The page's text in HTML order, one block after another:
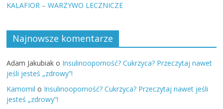
KALAFIOR – WARZYWO LECZNICZE
Najnowsze komentarze
Adam Jakubiak o Insulinooporność? Cukrzyca? Przeczytaj nawet
jeśli jesteś „zdrowy”!
Kamomil o Insulinooporność? Cukrzyca? Przeczytaj nawet jeśli
jesteś „zdrowy”!